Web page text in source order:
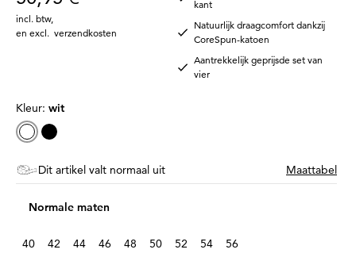
incl. btw,
en excl. verzendkosten
kant
Natuurlijk draagcomfort dankzij
CoreSpun-katoen
Aantrekkelijk geprijsde set van
vier
Kleur: wit
Dit artikel valt normaal uit Maattabel
Normale maten
40 42 44 46 48 50 52 54
56